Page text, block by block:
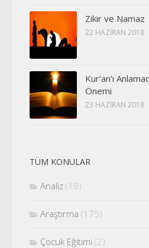
Zikir ve Namaz
22 HAZIRAN 2018
Kur’an’ı
Önemi
23 HAZIRAN 2018
TÜM KONULAR
Analiz (18)
Araştırma (175)
Çocuk Eğitimi (2)